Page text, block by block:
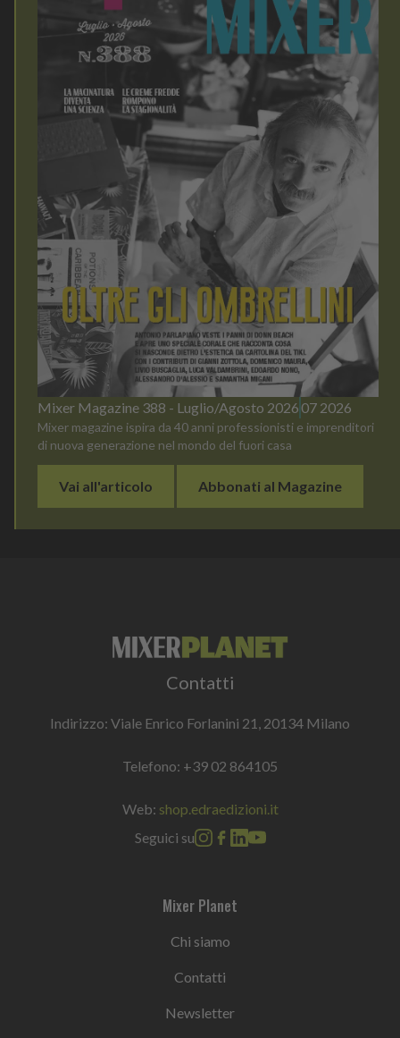
Mixer Magazine 388 - Luglio/Agosto 2026 07 2026
Mixer magazine ispira da 40 anni professionisti e imprenditori
di nuova generazione nel mondo del fuori casa
Vai all'articolo Abbonati al Magazine
Contatti
Indirizzo: Viale Enrico Forlanini 21, 20134 Milano
Telefono: +39 02 864105
Web: shop.edraedizioni.it
Seguici su
Mixer Planet
Chi siamo
Contatti
Newsletter